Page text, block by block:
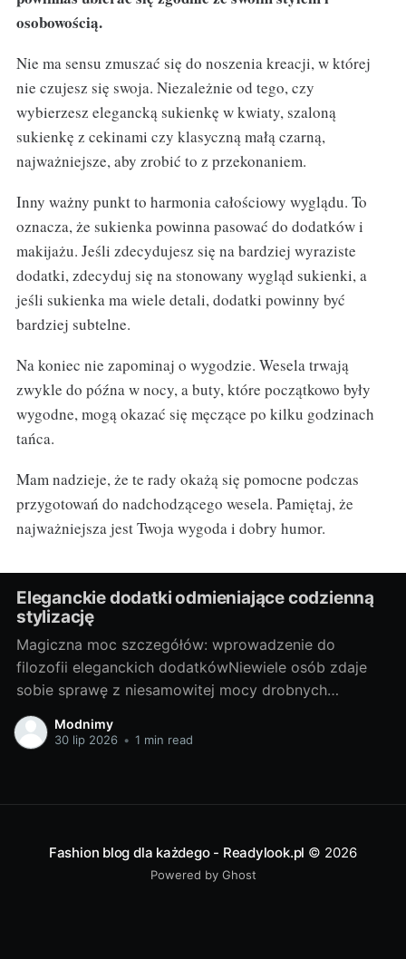
osobowością.
Nie ma sensu zmuszać się do noszenia kreacji, w której
nie czujesz się swoja. Niezależnie od tego, czy
wybierzesz elegancką sukienkę w kwiaty, szaloną
sukienkę z cekinami czy klasyczną małą czarną,
najważniejsze, aby zrobić to z przekonaniem.
Inny ważny punkt to harmonia całościowy wyglądu. To
oznacza, że sukienka powinna pasować do dodatków i
makijażu. Jeśli zdecydujesz się na bardziej wyraziste
dodatki, zdecyduj się na stonowany wygląd sukienki, a
jeśli sukienka ma wiele detali, dodatki powinny być
bardziej subtelne.
Na koniec nie zapominaj o wygodzie. Wesela trwają
zwykle do późna w nocy, a buty, które początkowo były
wygodne, mogą okazać się męczące po kilku godzinach
tańca.
Mam nadzieje, że te rady okażą się pomocne podczas
przygotowań do nadchodzącego wesela. Pamiętaj, że
najważniejsza jest Twoja wygoda i dobry humor.
Eleganckie dodatki odmieniające codzienną
stylizację
Magiczna moc szczegółów: wprowadzenie do
filozofii eleganckich dodatkówNiewiele osób zdaje
sobie sprawę z niesamowitej mocy drobnych
dodatków, jakie oferuje moda. Czasem odpowiednio
dobrany element, useknący kolor akcentu lub
jak bizuteria srebrna, może przenieść Twój look na
Modnimy
30 lip 2026 • 1 min read
Fashion blog dla każdego - Readylook.pl © 2026
Powered by Ghost